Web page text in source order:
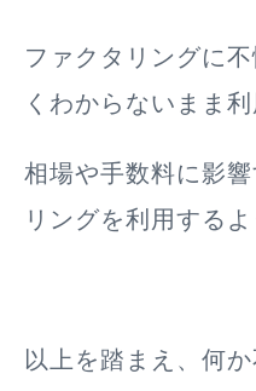
ファクタリングに
くわからないまま
相場や手数料に影
リングを利用する
以上を踏まえ、何